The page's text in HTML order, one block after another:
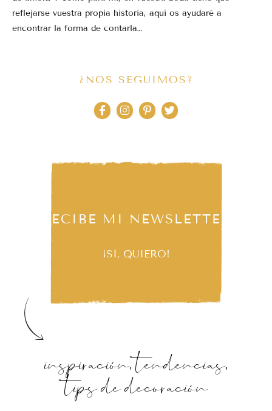
reflejarse vuestra propia historia, aquí os ayudaré a
encontrar la forma de contarla…
¿NOS SEGUIMOS?
RECIBE MI NEWSLETTER
¡SÍ, QUIERO!
inspiración, tendencias,
tips de decoración